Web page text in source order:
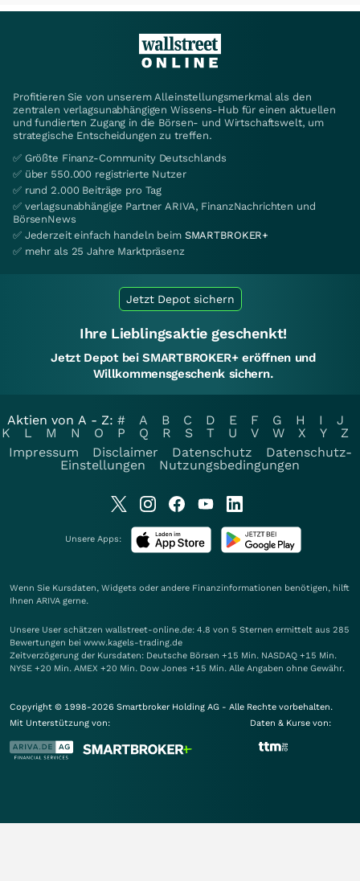
Profitieren Sie von unserem Alleinstellungsmerkmal als den
zentralen verlagsunabhängigen Wissens-Hub für einen aktuellen
und fundierten Zugang in die Börsen- und Wirtschaftswelt, um
strategische Entscheidungen zu treffen.
✅ Größte Finanz-Community Deutschlands
✅ über 550.000 registrierte Nutzer
✅ rund 2.000 Beiträge pro Tag
✅ verlagsunabhängige Partner ARIVA, FinanzNachrichten und
BörsenNews
✅ Jederzeit einfach handeln beim SMARTBROKER+
✅ mehr als 25 Jahre Marktpräsenz
Jetzt Depot sichern
Ihre Lieblingsaktie geschenkt!
Jetzt Depot bei SMARTBROKER+ eröffnen und
Willkommensgeschenk sichern.
Aktien von A - Z: # A B C D E F G H I
J
K
L M N O P Q R S T U V W X Y
Z
Impressum
Disclaimer Datenschutz
Datenschutz-
Einstellungen
Nutzungsbedingungen
Unsere Apps:
Wenn Sie Kursdaten, Widgets oder andere Finanzinformationen benötigen, hilft
Ihnen ARIVA gerne.
Unsere User schätzen wallstreet-online.de: 4.8 von 5 Sternen ermittelt aus 285
Bewertungen bei www.kagels-trading.de
Zeitverzögerung der Kursdaten: Deutsche Börsen +15 Min. NASDAQ +15 Min.
NYSE +20 Min. AMEX +20 Min. Dow Jones +15 Min. Alle Angaben ohne Gewähr.
Copyright © 1998-2026 Smartbroker Holding AG - Alle Rechte vorbehalten.
Mit Unterstützung von:
Daten & Kurse von: